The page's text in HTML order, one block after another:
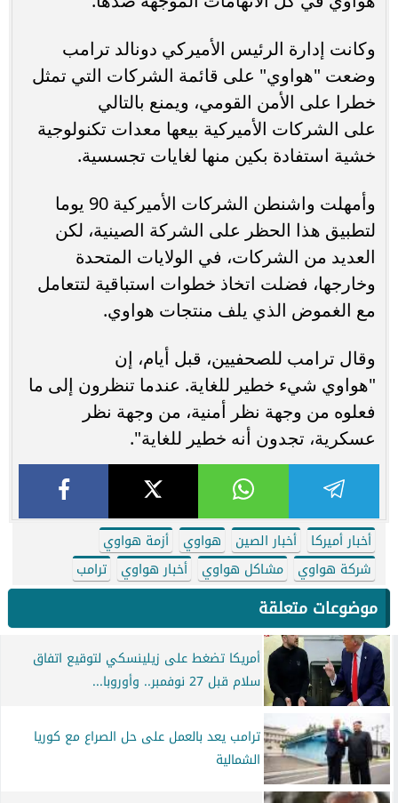
وكانت إدارة الرئيس الأميركي دونالد ترامب
وضعت "هواوي" على قائمة الشركات التي تمثل
خطرا على الأمن القومي، ويمنع بالتالي
على الشركات الأميركية بيعها معدات تكنولوجية
خشية استفادة بكين منها لغايات تجسسية.
وأمهلت واشنطن الشركات الأميركية 90 يوما
لتطبيق هذا الحظر على الشركة الصينية، لكن
العديد من الشركات، في الولايات المتحدة
وخارجها، فضلت اتخاذ خطوات استباقية لتتعامل
مع الغموض الذي يلف منتجات هواوي.
وقال ترامب للصحفيين، قبل أيام، إن
"هواوي شيء خطير للغاية. عندما تنظرون إلى ما
فعلوه من وجهة نظر أمنية، من وجهة نظر
عسكرية، تجدون أنه خطير للغاية".
أخبار أميركا أخبار الصين هواوي
أزمة هواوي
شركة هواوي
مشاكل هواوي أخبار هواوي ترامب
موضوعات متعلقة
أمريكا تضغط على زيلينسكي لتوقيع اتفاق
سلام قبل 27 نوفمبر.. وأوروبا...
ترامب يعد بالعمل على حل الصراع مع كوريا
الشمالية